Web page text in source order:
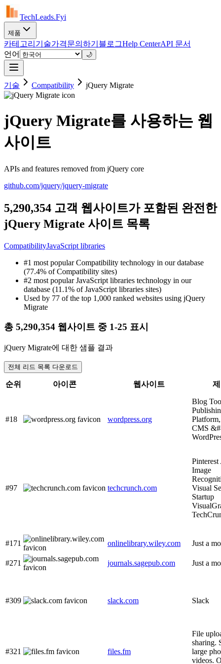
TechLeads.Fyi
제품
카테고리 기술가격문의하기 블로그Help CenterAPI 문서
언어
🌙
기술 Compatibility jQuery Migrate
jQuery Migrate를 사용하는 웹
사이트
APIs and features removed from jQuery core
github.com/jquery/jquery-migrate
5,290,354 고객 웹사이트가 포함된 완전한
jQuery Migrate 사이트 목록
CompatibilityJavaScript libraries
#1 most popular Compatibility technology in our database
(77.4% of Compatibility sites)
#2 most popular JavaScript libraries technology in our
database (11.1% of JavaScript libraries sites)
Used by 77 of the top 1,000 ranked websites using jQuery
Migrate
총 5,290,354 웹사이트 중 1-25 표시
jQuery Migrate에 대한 샘플 결과
전체 리드 목록 다운로드
순위 아이콘 웹사이트
#18 wordpress.org
Blog
CMS
#97 techcrunch.com
Image
Visual
Startup
#171 onlinelibrary.wiley.com Just a
#271 journals.sagepub.com Just a
#309 slack.com Slack
#321 files.fm
File
sharing.
large
videos.